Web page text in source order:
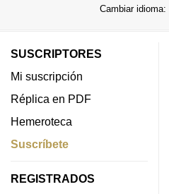
Cambiar idioma:
SUSCRIPTORES
Mi suscripción
Réplica en PDF
Hemeroteca
Suscríbete
REGISTRADOS